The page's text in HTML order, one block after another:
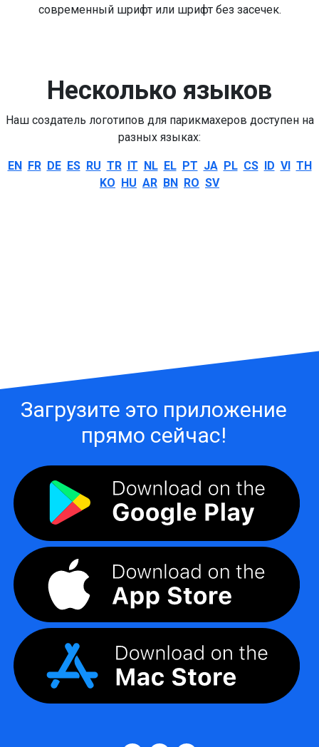
современный шрифт или шрифт без засечек.
Несколько языков
Наш создатель логотипов для парикмахеров доступен на
разных языках:
EN FR DE ES RU TR IT NL EL PT JA PL CS ID VI TH
KO HU AR BN RO SV
Загрузите это приложение
прямо сейчас!